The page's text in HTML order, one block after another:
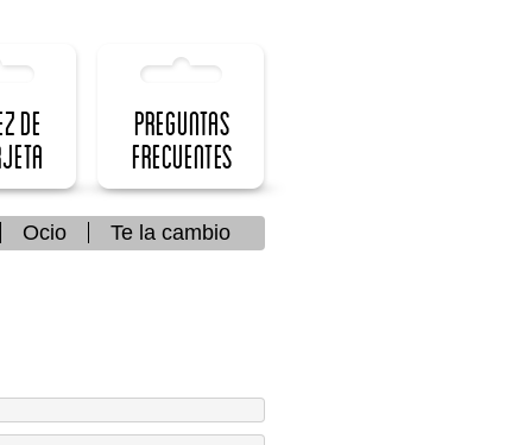
de
Preguntas
frecuentes
Ocio Te la cambio